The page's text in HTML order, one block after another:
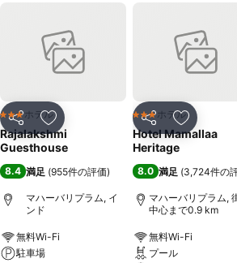
シェア お気に入りに追加
3 ホテルのランク
ホテル
Rajalakshmi
Guesthouse
8.4 満足 (955件の評価)
マハーバリプラム, イ
ンド
無料Wi-Fi
駐車場
シェア お気に入
3 ホテルのランク
ホテル
Hotel Mamallaa
Heritage
8.0 満足 (3,724件の
マハーバリプラム,
中心まで0.9 km
無料Wi-Fi
プール